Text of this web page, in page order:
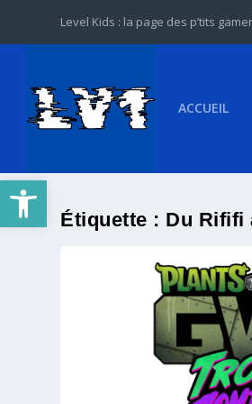
Ouvrir la barre d’outils
Level Kids : la page des p’tits
ACCUEIL
Étiquette : Du Rififi